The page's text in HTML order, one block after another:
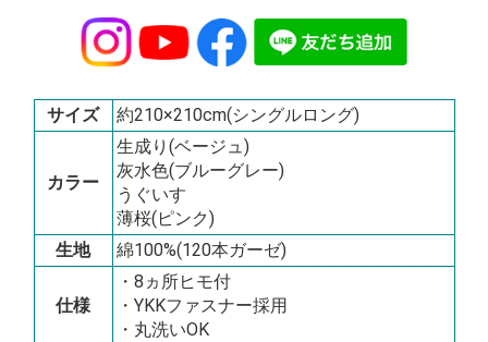
サイズ 約210×210cm(シングルロング)
カラー
生成り(ベージュ)
灰水色(ブルーグレー)
うぐいす
薄桜(ピンク)
生地
綿100%(120本ガーゼ)
仕様
・8ヵ所ヒモ付
・YKKファスナー採用
・丸洗いOK